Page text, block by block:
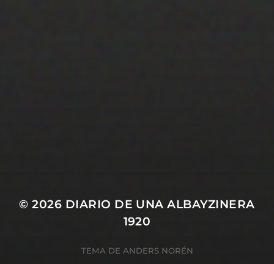
© 2026 DIARIO DE UNA ALBAYZINERA
1920
TEMA DE ANDERS NORÉN